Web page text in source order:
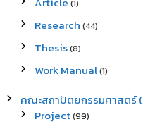
(1)
Research (44)
Thesis(8)
Work Manual(1)
คณะสถาปัตยกรรมศาสตร์
Project(99)